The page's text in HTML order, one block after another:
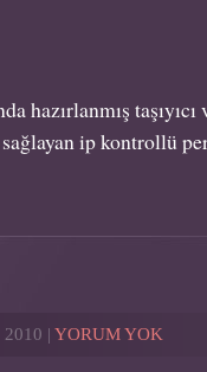
hazırlanmış
ip kontrollü
| YORUM YOK